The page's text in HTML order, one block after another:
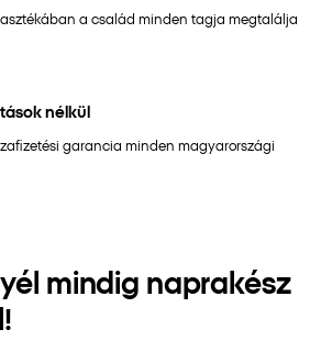
a család minden tagja megtalálja
nélkül
garancia minden magyarországi
mindig naprakész